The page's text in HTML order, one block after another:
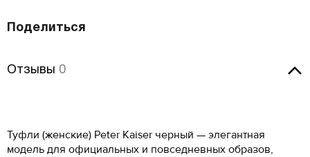
Поделиться
Туфли (женские) Peter Kaiser черный — элегантная
модель для официальных и повседневных образов,
Отзывы
Отзывы 0
Введите Ваш номер телефона, мы перезвоним и
оформим Ваш заказ!
35 35.5
23.3
37
23.5
38
24.5
Российский размер
35
3
22.5
Введите Ваш номер телефона, и мы перезвоним Вам в
ближайшее время!